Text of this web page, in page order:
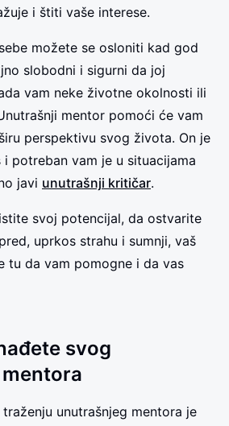
i štiti vaše interese.
možete se osloniti kad god
slobodni i sigurni da joj
vam neke životne okolnosti ili
mentor pomoći će vam
perspektivu svog života. On je
i potreban vam je u situacijama
javi unutrašnji kritičar.
svoj potencijal, da ostvarite
uprkos strahu i sumnji, vaš
tu da vam pomogne i da vas
svog
unutrašnjeg mentora je